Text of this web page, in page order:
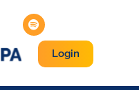
Login